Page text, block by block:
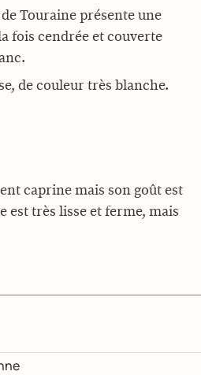
Touraine présente une
fois cendrée et couverte
de couleur très blanche.
caprine mais son goût est
est très lisse et ferme, mais